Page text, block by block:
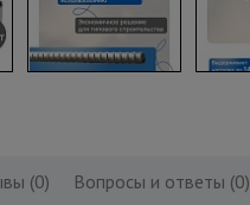
(0) Вопросы и ответы (0)